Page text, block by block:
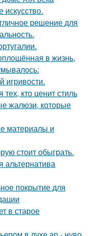
решение для
в жизнь,
игривости.
кто ценит стиль
жалюзи, которые
материалы и
стоит обыграть.
альтернатива
покрытие для
в старое